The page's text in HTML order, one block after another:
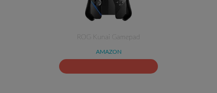
ROG Kunai Gamepad
AMAZON